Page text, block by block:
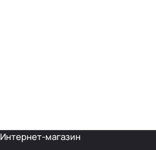
Интернет-магазин